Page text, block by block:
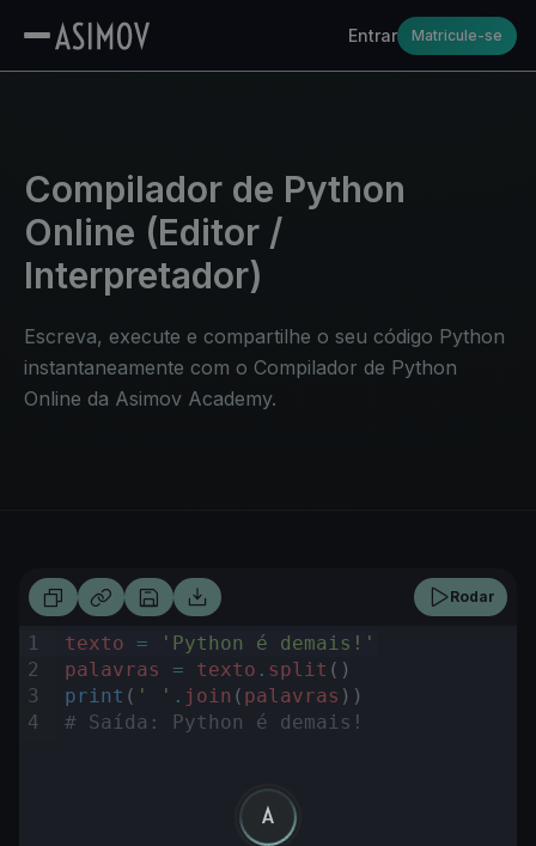
Entrar Matricule-se
Compilador de Python
Online (Editor /
Interpretador)
Escreva, execute e compartilhe o seu código Python
instantaneamente com o Compilador de Python
Online da Asimov Academy.
Rodar
1
2
3
4
texto =
'Python é demais!'
palavras
= texto . split ()
print ( ' ' . join ( palavras ))
# Saída: Python é demais!